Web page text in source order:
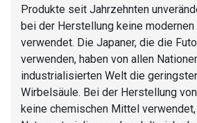
Produkte seit Jahrzehnten
bei der Herstellung keine modernen
verwendet. Die Japaner, die die
verwenden, haben von allen
industrialisierten Welt die
Wirbelsäule. Bei der Herstellung
keine chemischen Mittel verwendet,